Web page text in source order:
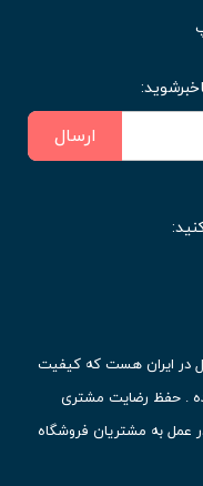
ارسال
در ایران هست که کیفیت
میده . حفظ رضایت مشتری
عمل به مشتریان فروشگاه